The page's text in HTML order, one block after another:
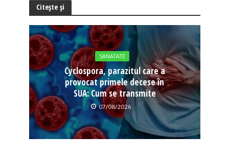
Citește și
SANATATE
Cyclospora, parazitul care a
provocat primele decese în
SUA: Cum se transmite
07/08/2026